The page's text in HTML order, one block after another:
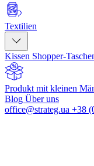
Textilien
Kissen Shopper-
Produkt mit kleinen
Blog Über uns
office@strateg.ua +38